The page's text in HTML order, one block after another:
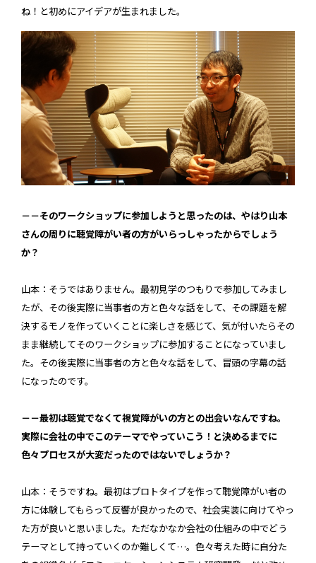
ね！と初めにアイデアが生まれました。
－－そのワークショップに参加しようと思ったのは、やはり山本
さんの周りに聴覚障がい者の方がいらっしゃったからでしょう
か？
山本：そうではありません。最初見学のつもりで参加してみまし
たが、その後実際に当事者の方と色々な話をして、その課題を解
決するモノを作っていくことに楽しさを感じて、気が付いたらその
まま継続してそのワークショップに参加することになっていまし
た。その後実際に当事者の方と色々な話をして、冒頭の字幕の話
になったのです。
－－最初は聴覚でなくて視覚障がいの方との出会いなんですね。
実際に会社の中でこのテーマでやっていこう！と決めるまでに
色々プロセスが大変だったのではないでしょうか？
山本：そうですね。最初はプロトタイプを作って聴覚障がい者の
方に体験してもらって反響が良かったので、社会実装に向けてやっ
た方が良いと思いました。ただなかなか会社の仕組みの中でどう
テーマとして持っていくのか難しくて…。色々考えた時に自分た